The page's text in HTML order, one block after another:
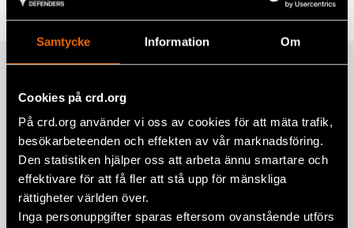
Samtycke Information Om
Cookies på crd.org
På crd.org använder vi oss av cookies för att mäta trafik,
besökarbeteenden och effekten av vår marknadsföring.
Den statistiken hjälper oss att arbeta ännu smartare och
effektivare för att få fler att stå upp för mänskliga
rättigheter världen över.
Inga personuppgifter sparas eftersom ovanstående utförs
Twitter
Google+
Report “Unnatural Disaster:
Environmental Racism and Europe’s
Roma”
EUROPE ,PUBLICATIONS 8 April 2023